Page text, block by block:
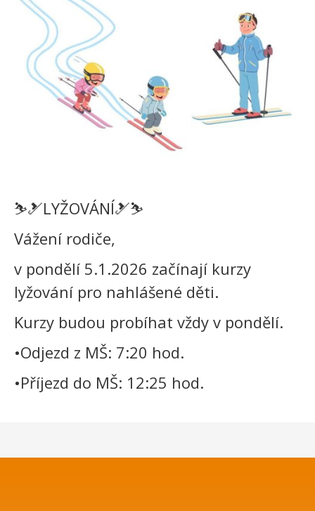
⛷️🎿LYŽOVÁNÍ🎿⛷️
Vážení rodiče,
v pondělí 5.1.2026 začínají kurzy
lyžování pro nahlášené děti.
Kurzy budou probíhat vždy v pondělí.
•Odjezd z MŠ: 7:20 hod.
•Příjezd do MŠ: 12:25 hod.